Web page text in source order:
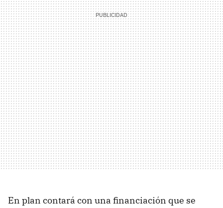
En plan contará con una financiación que se